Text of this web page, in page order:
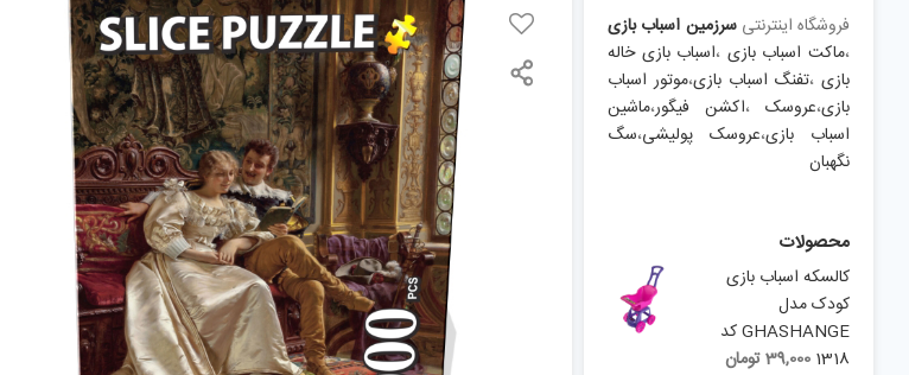
فروشگاه اینترنتیسرزمین اسباب بازی
،ماکت اسباب بازی ،اسباب بازی خاله
بازی،تفنگ اسباب بازی،موتور اسباب
بازی،عروسک،اکشن فیگور،ماشین
اسباب بازی،عروسک پولیشی،سگ
نگهبان
محصولات
کالسکه اسباب بازی
کودک مدل
GHASHANGE کد
1318
39,000تومان